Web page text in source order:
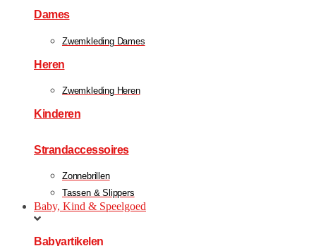
Dames
Zwemkleding Dames
Heren
Zwemkleding Heren
Kinderen
Strandaccessoires
Zonnebrillen
Tassen & Slippers
Baby, Kind & Speelgoed
Babyartikelen